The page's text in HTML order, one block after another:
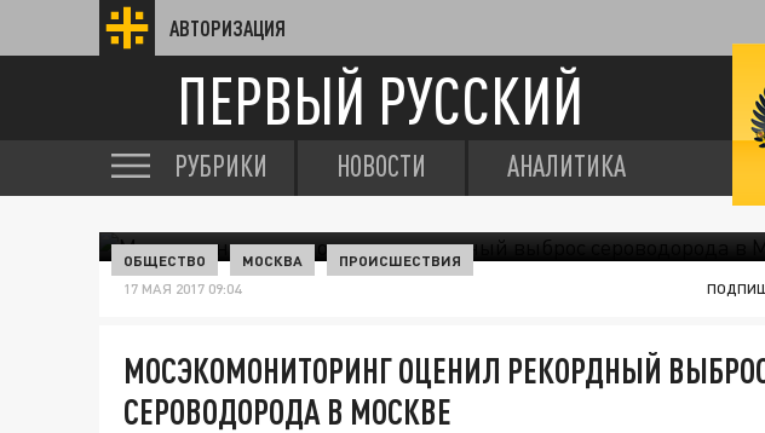
АВТОРИЗАЦИЯ
ПЕРВЫЙ РУССКИЙ
РУБРИКИ НОВОСТИ АНАЛИТИКА
ОБЩЕСТВО МОСКВА ПРОИСШЕСТВИЯ
17 МАЯ 2017 09:04
МОСЭКОМОНИТОРИНГ ОЦЕНИЛ РЕКОРДНЫЙ
СЕРОВОДОРОДА В МОСКВЕ